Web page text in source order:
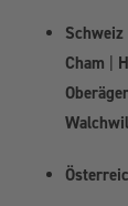
Cham
Walchwil